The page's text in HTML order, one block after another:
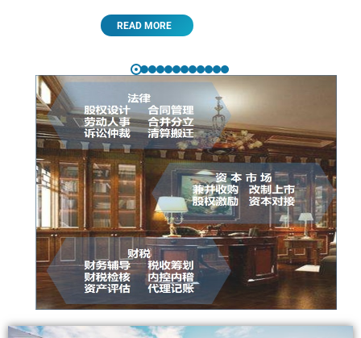
READ MORE